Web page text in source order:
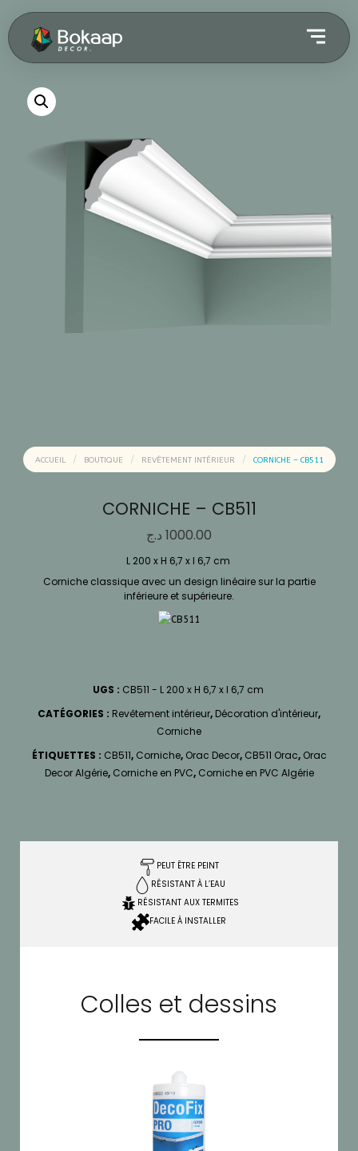
ACCUEIL BOUTIQUE REVÊTEMENT INTÉRIEUR CORNICHE – CB511
CORNICHE – CB511
1000.00 د.ج
L 200 x H 6,7 x l 6,7 cm
Corniche classique avec un design linéaire sur la partie
inférieure et supérieure.
UGS : CB511 - L 200 x H 6,7 x l 6,7 cm
CATÉGORIES : Revêtement intérieur, Décoration d'intérieur,
Corniche
ÉTIQUETTES : CB511, Corniche, Orac Decor, CB511 Orac, Orac
Decor Algérie, Corniche en PVC, Corniche en PVC Algérie
PEUT ÊTRE PEINT
RÉSISTANT À L’EAU
RÉSISTANT AUX TERMITES
FACILE À INSTALLER
Colles et dessins